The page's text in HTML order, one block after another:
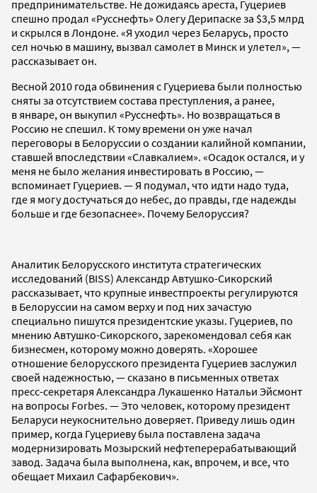
предпринимательстве. Не дожидаясь ареста, Гуцериев
спешно продал «Русснефть» Олегу Дерипаске за $3,5 млрд
и скрылся в Лондоне. «Я уходил через Беларусь, просто
сел ночью в машину, вызвал самолет в Минск и улетел», —
рассказывает он.
Весной 2010 года обвинения с Гуцериева были полностью
сняты за отсутствием состава преступления, а ранее,
в январе, он выкупил «Русснефть». Но возвращаться в
Россию не спешил. К тому времени он уже начал
переговоры в Белоруссии о создании калийной компании,
ставшей впоследствии «Славкалием». «Осадок остался, и у
меня не было желания инвестировать в Россию, —
вспоминает Гуцериев. — Я подумал, что идти надо туда,
где я могу достучаться до небес, до правды, где надежды
больше и где безопаснее». Почему Белоруссия?
Аналитик Белорусского института стратегических
исследований (BISS) Александр Автушко-Сикорский
рассказывает, что крупные инвестпроекты регулируются
в Белоруссии на самом верху и под них зачастую
специально пишутся президентские указы. Гуцериев, по
мнению Автушко-Сикорского, зарекомендовал себя как
бизнесмен, которому можно доверять. «Хорошее
отношение белорусского президента Гуцериев заслужил
своей надежностью, — сказано в письменных ответах
пресс-секретаря Александра Лукашенко Натальи Эйсмонт
на вопросы Forbes. — Это человек, которому президент
Беларуси неукоснительно доверяет. Приведу лишь один
пример, когда Гуцериеву была поставлена задача
модернизировать Мозырский нефтеперерабатывающий
завод. Задача была выполнена, как, впрочем, и все, что
обещает Михаил Сафарбекович».